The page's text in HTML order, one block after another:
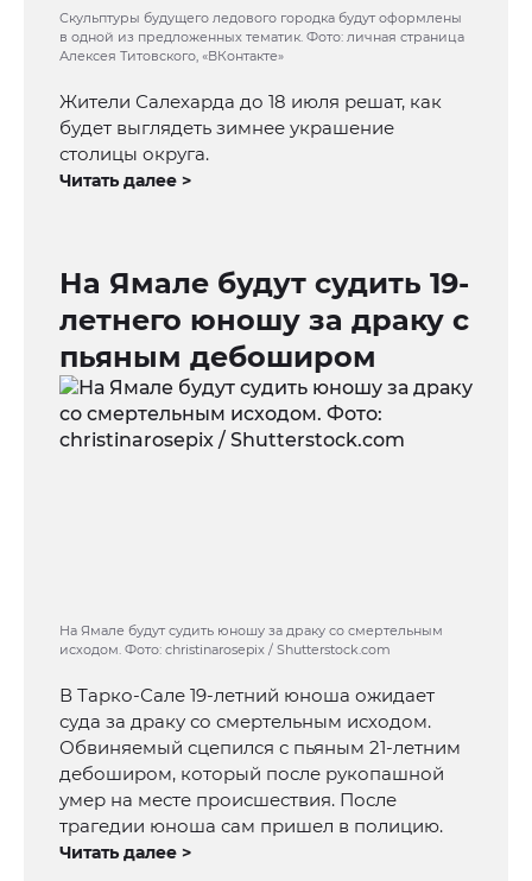
Скульптуры будущего ледового городка будут оформлены
в одной из предложенных тематик. Фото: личная страница
Алексея Титовского, «ВКонтакте»
Жители Салехарда до 18 июля решат, как
будет выглядеть зимнее украшение
столицы округа.
Читать далее >
На Ямале будут судить 19-
летнего юношу за драку с
пьяным дебоширом
На Ямале будут судить юношу за драку со смертельным
исходом. Фото: christinarosepix / Shutterstock.com
В Тарко-Сале 19-летний юноша ожидает
суда за драку со смертельным исходом.
Обвиняемый сцепился с пьяным 21-летним
дебоширом, который после рукопашной
умер на месте происшествия. После
трагедии юноша сам пришел в полицию.
Читать далее >